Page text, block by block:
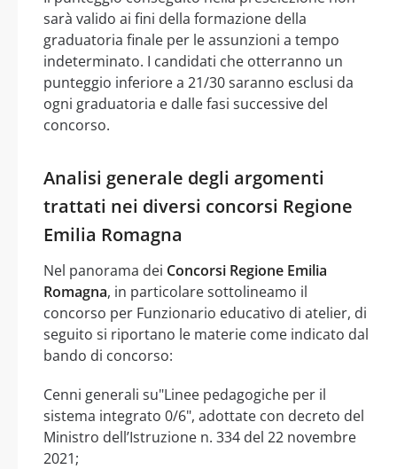
sarà valido ai fini della formazione della
graduatoria finale per le assunzioni a tempo
indeterminato. I candidati che otterranno un
punteggio inferiore a 21/30 saranno esclusi da
ogni graduatoria e dalle fasi successive del
concorso.
Analisi generale degli argomenti
trattati nei diversi concorsi Regione
Emilia Romagna
Nel panorama dei Concorsi Regione Emilia
Romagna, in particolare sottolineamo il
concorso per Funzionario educativo di atelier, di
seguito si riportano le materie come indicato dal
bando di concorso:
Cenni generali su"Linee pedagogiche per il
sistema integrato 0/6", adottate con decreto del
Ministro dell’Istruzione n. 334 del 22 novembre
2021;